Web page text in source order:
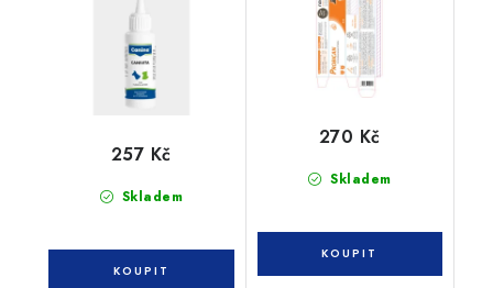
Skladem
257 Kč
Skladem
270 Kč